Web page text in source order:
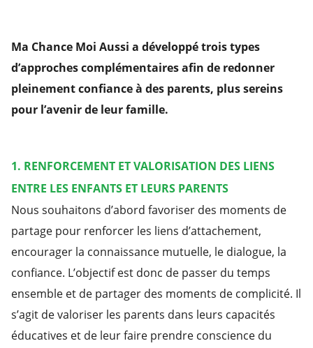
Ma Chance Moi Aussi a développé trois types
d’approches complémentaires afin de redonner
pleinement confiance à des parents, plus sereins
pour l’avenir de leur famille.
1. RENFORCEMENT ET VALORISATION DES LIENS
ENTRE LES ENFANTS ET LEURS PARENTS
Nous souhaitons d’abord favoriser des moments de
partage pour renforcer les liens d’attachement,
encourager la connaissance mutuelle, le dialogue, la
confiance. L’objectif est donc de passer du temps
ensemble et de partager des moments de complicité. Il
s’agit de valoriser les parents dans leurs capacités
éducatives et de leur faire prendre conscience du